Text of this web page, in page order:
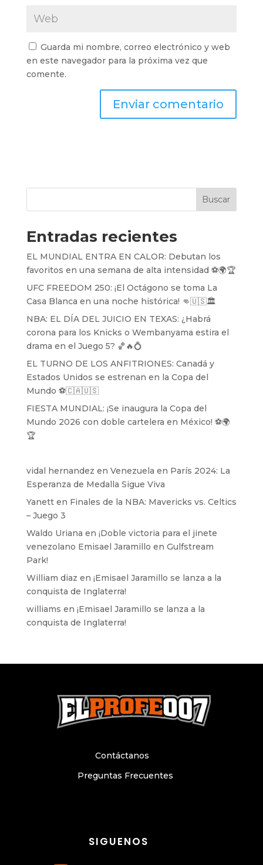
Guarda mi nombre, correo electrónico y web
en este navegador para la próxima vez que
comente.
Buscar
Entradas recientes
EL MUNDIAL ENTRA EN CALOR: Debutan los
favoritos en una semana de alta intensidad ⚽️🌍🏆
UFC FREEDOM 250: ¡El Octágono se toma La
Casa Blanca en una noche histórica! 👊🇺🇸🏛️
NBA: EL DÍA DEL JUICIO EN TEXAS: ¿Habrá
corona para los Knicks o Wembanyama estira el
drama en el Juego 5? 🏀🔥💍
EL TURNO DE LOS ANFITRIONES: Canadá y
Estados Unidos se estrenan en la Copa del
Mundo ⚽️🇨🇦🇺🇸
FIESTA MUNDIAL: ¡Se inaugura la Copa del
Mundo 2026 con doble cartelera en México! ⚽️🌍
🏆
vidal hernandez en Venezuela en París 2024: La
Esperanza de Medalla Sigue Viva
Yanetten Finales de la NBA: Mavericks vs. Celtics
– Juego 3
Waldo Uriana en ¡Doble victoria para el jinete
venezolano Emisael Jaramillo en Gulfstream
Park!
William diaz en ¡Emisael Jaramillo se lanza a la
conquista de Inglaterra!
williams en ¡Emisael Jaramillo se lanza a la
conquista de Inglaterra!
SIGUENOS
Preguntas Frecuentes
Contáctanos